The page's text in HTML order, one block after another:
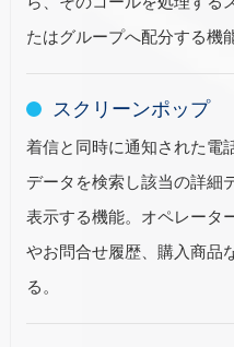
たはグループへ配分する機能
スクリーンポップ
着信と同時に通知された電
データを検索し該当の詳細
表示する機能。オペレータ
やお問合せ履歴、購入商品
る。